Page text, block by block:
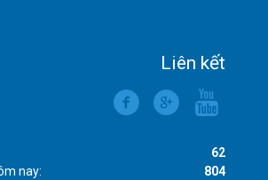
Liên kết
62
nay:
804